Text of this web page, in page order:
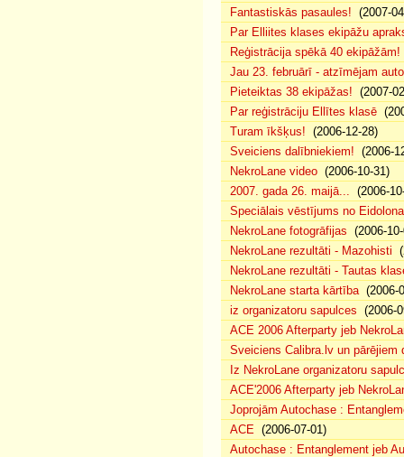
Fantastiskās pasaules! (2007-
Par Elliites klases ekipāžu
Reģistrācija spēkā 40 ekipāžām!
Jau 23. februārī - atzīmējam
Pieteiktas 38 ekipāžas! (2007-
Par reģistrāciju Ellītes klasē
Turam īkšķus! (2006-12-28)
Sveiciens dalībniekiem! (2006-
NekroLane video (2006-10-31)
2007. gada 26. maijā... (2006-
Speciālais vēstījums no Eidolona
NekroLane fotogrāfijas (2006-
NekroLane rezultāti - Mazohisti
NekroLane rezultāti - Tautas
NekroLane starta kārtība(2006-
iz organizatoru sapulces (2006-
ACE 2006 Afterparty jeb
Sveiciens Calibra.lv un pārējiem
Iz NekroLane organizatoru
ACE'2006 Afterparty jeb
Joprojām Autochase :
ACE (2006-07-01)
Autochase : Entanglement jeb